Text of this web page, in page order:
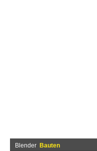
Blender Bauten